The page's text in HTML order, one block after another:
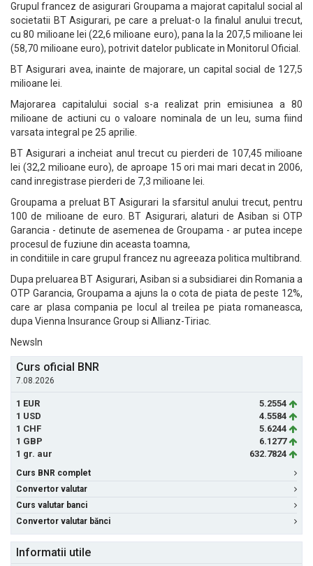
Grupul francez de asigurari Groupama a majorat capitalul social al
societatii BT Asigurari, pe care a preluat-o la finalul anului trecut,
cu 80 milioane lei (22,6 milioane euro), pana la la 207,5 milioane lei
(58,70 milioane euro), potrivit datelor publicate in Monitorul Oficial.
BT Asigurari avea, inainte de majorare, un capital social de 127,5
milioane lei.
Majorarea capitalului social s-a realizat prin emisiunea a 80
milioane de actiuni cu o valoare nominala de un leu, suma fiind
varsata integral pe 25 aprilie.
BT Asigurari a incheiat anul trecut cu pierderi de 107,45 milioane
lei (32,2 milioane euro), de aproape 15 ori mai mari decat in 2006,
cand inregistrase pierderi de 7,3 milioane lei.
Groupama a preluat BT Asigurari la sfarsitul anului trecut, pentru
100 de milioane de euro. BT Asigurari, alaturi de Asiban si OTP
Garancia - detinute de asemenea de Groupama - ar putea incepe
procesul de fuziune din aceasta toamna,
in conditiile in care grupul francez nu agreeaza politica multibrand.
Dupa preluarea BT Asigurari, Asiban si a subsidiarei din Romania a
OTP Garancia, Groupama a ajuns la o cota de piata de peste 12%,
care ar plasa compania pe locul al treilea pe piata romaneasca,
dupa Vienna Insurance Group si Allianz-Tiriac.
NewsIn
Curs oficial BNR
7.08.2026
1 EUR
5.2554
1 USD
4.5584
1 CHF
5.6244
1 GBP
6.1277
1 gr. aur
632.7824
Curs BNR complet
Convertor valutar
Curs valutar banci
Convertor valutar bănci
Informatii utile